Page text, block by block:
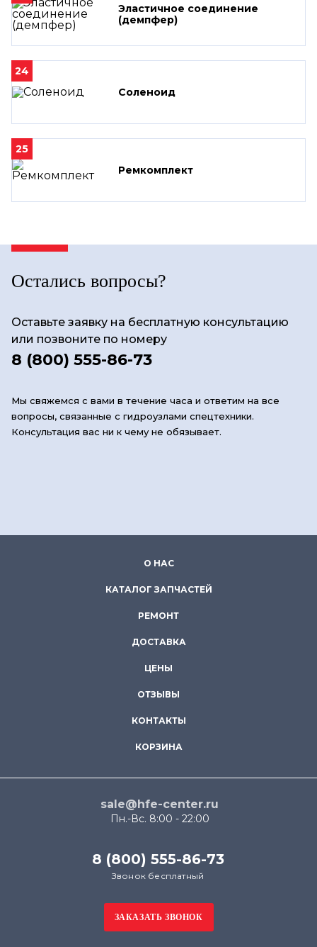
Эластичное соединение
(демпфер)
24
Соленоид
25
Ремкомплект
Остались вопросы?
Оставьте заявку на бесплатную консультацию
или позвоните по номеру
8 (800) 555-86-73
Мы свяжемся с вами в течение часа и ответим на все
вопросы, связанные с гидроузлами спецтехники.
Консультация вас ни к чему не обязывает.
О НАС
КАТАЛОГ ЗАПЧАСТЕЙ
РЕМОНТ
ДОСТАВКА
ЦЕНЫ
ОТЗЫВЫ
КОНТАКТЫ
КОРЗИНА
sale@hfe-center.ru
Пн.-Вс. 8:00 - 22:00
8 (800) 555-86-73
Звонок бесплатный